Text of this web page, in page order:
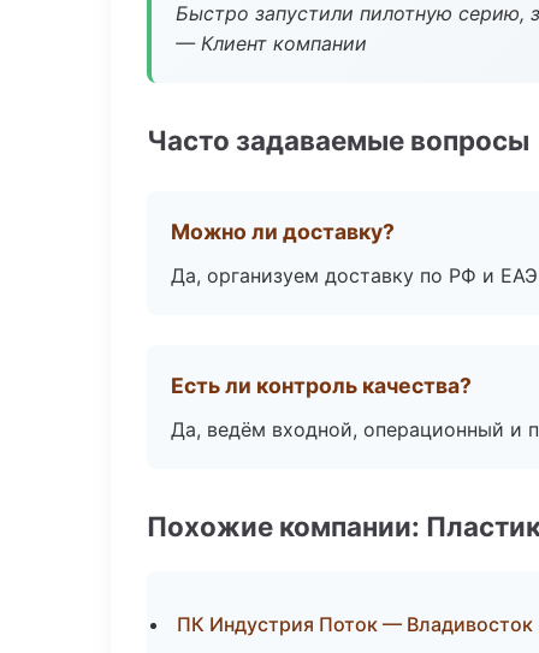
Быстро запустили пилотную серию,
— Клиент компании
Часто задаваемые вопросы
Можно ли доставку?
Да, организуем доставку по РФ и
Есть ли контроль качества?
Да, ведём входной, операционный и
Похожие компании:
ПК Индустрия Поток — Владивосток